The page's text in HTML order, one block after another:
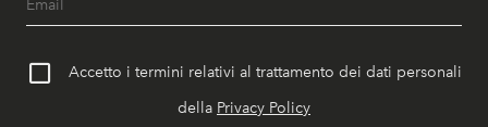
Accetto i termini relativi al trattamento dei dati personali
della Privacy Policy